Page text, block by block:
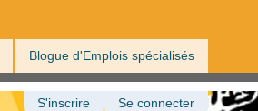
Blogue d'Emplois spécialisés
S'inscrire Se connecter